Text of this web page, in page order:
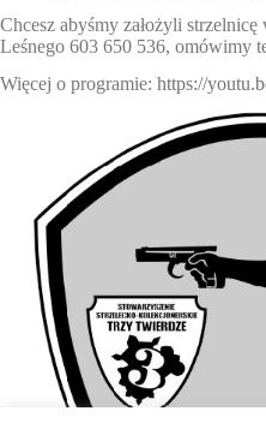
Chcesz abyśmy założyli
Leśnego 603 650 536, omówimy
Więcej o programie: https://